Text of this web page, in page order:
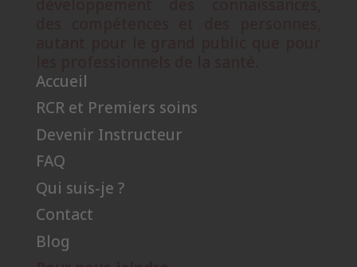
Accueil
RCR et Premiers soins
Devenir Instructeur
FAQ
Qui suis-je ?
Contact
Blog